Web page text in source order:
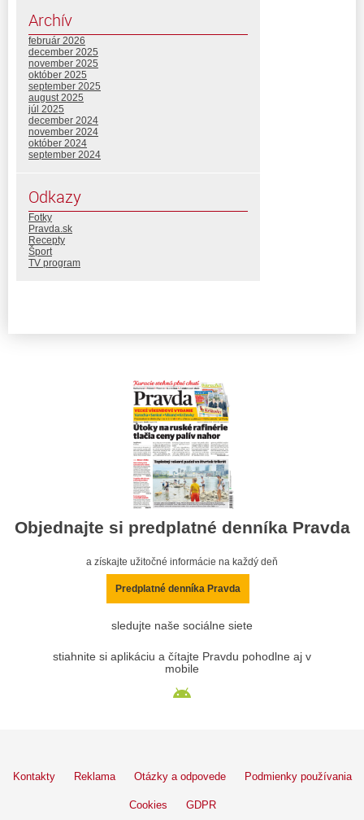
Archív
február 2026
december 2025
november 2025
október 2025
september 2025
august 2025
júl 2025
december 2024
november 2024
október 2024
september 2024
Odkazy
Fotky
Pravda.sk
Recepty
Šport
TV program
Objednajte si predplatné denníka Pravda
a získajte užitočné informácie na každý deň
Predplatné denníka Pravda
sledujte naše sociálne siete
stiahnite si aplikáciu a čítajte Pravdu pohodlne aj v
mobile
Kontakty Reklama Otázky a odpovede Podmienky používania
Cookies GDPR